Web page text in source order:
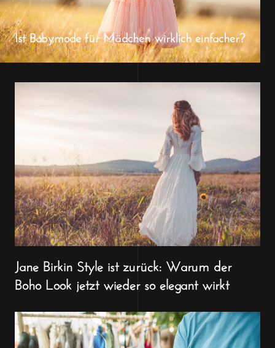
Ist Babymode für Mädchen wirklich einfacher?
Jane Birkin Style ist zurück: Warum der
Boho Look jetzt wieder so elegant wirkt